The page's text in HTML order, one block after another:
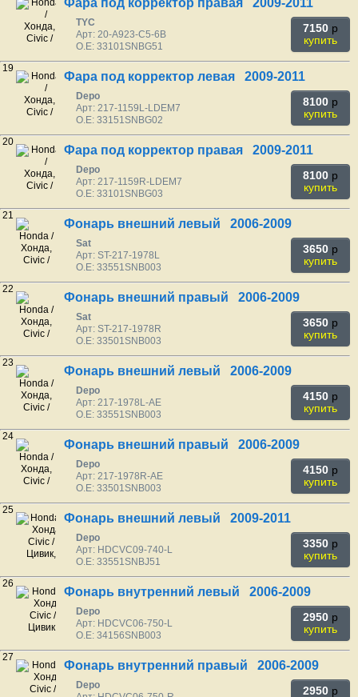
Фара под корректор правая 2009-2011
TYC
Арт: 20-A923-C5-6B
O.E: 33101SNBG51
7150 p
купить
19
Фара под корректор левая 2009-2011
Depo
Арт: 217-1159L-LDEM7
O.E: 33151SNBG02
8100 p
купить
20
Фара под корректор правая 2009-2011
Depo
Арт: 217-1159R-LDEM7
O.E: 33101SNBG03
8100 p
купить
21
Фонарь внешний левый 2006-2009
Sat
Арт: ST-217-1978L
O.E: 33551SNB003
3650 p
купить
22
Фонарь внешний правый 2006-2009
Sat
Арт: ST-217-1978R
O.E: 33501SNB003
3650 p
купить
23
Фонарь внешний левый 2006-2009
Depo
Арт: 217-1978L-AE
O.E: 33551SNB003
4150 p
купить
24
Фонарь внешний правый 2006-2009
Depo
Арт: 217-1978R-AE
O.E: 33501SNB003
4150 p
купить
25
Фонарь внешний левый 2009-2011
Depo
Арт: HDCVC09-740-L
O.E: 33551SNBJ51
3350 p
купить
26
Фонарь внутренний левый 2006-2009
Depo
Арт: HDCVC06-750-L
O.E: 34156SNB003
2950 p
купить
27
Фонарь внутренний правый 2006-2009
Depo
2950 p